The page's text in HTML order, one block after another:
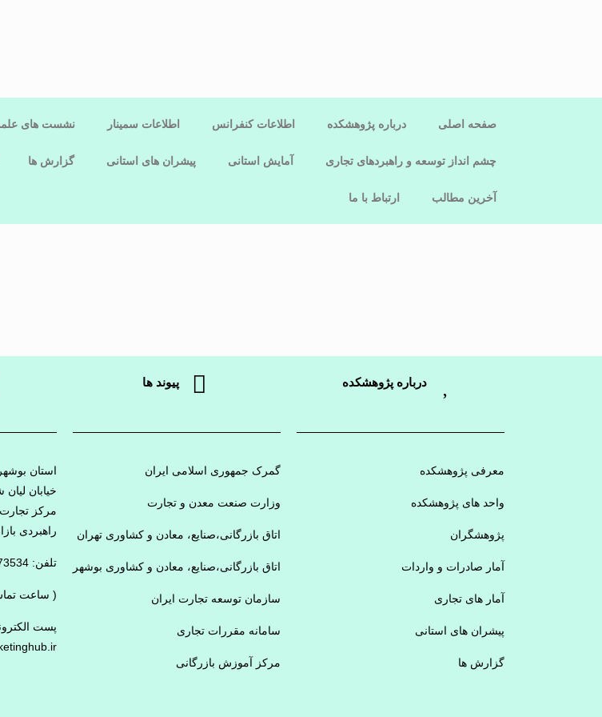
صفحه اصلی درباره پژوهشکده اطلاعات کنفرانس اطلاعات سمینار نشست های
چشم انداز توسعه و راهبردهای تجاری آمایش استانی پیشران های استانی گزارش ها
آخرین مطالب ارتباط با ما
درباره پژوهشکده
معرفی پژوهشکده
واحد های پژوهشکده
پژوهشگران
آمار صادرات و واردات
آمار های تجاری
پیشران های استانی
گزارش ها
پیوند ها
گمرک جمهوری اسلامی ایران
وزارت صنعت معدن و تجارت
اتاق بازرگانی،صنایع، معادن و کشاوری تهران
اتاق بازرگانی،صنایع، معادن و کشاوری بوشهر
سازمان توسعه تجارت ایران
سامانه مقررات تجاری
مرکز آموزش بازرگانی
استان
مرکز
راهبردی
تلفن: 07734273534 -09170139835
( ساعت تماس:
پست